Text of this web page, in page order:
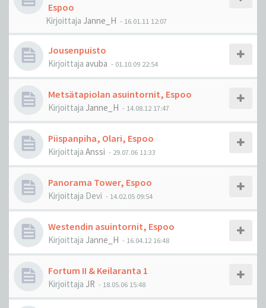
Espoo
Kirjoittaja Janne_H - 16.01.11 12:07
Jousenpuisto
Kirjoittaja avuba - 01.10.09 22:54
Metsätapiolan asuintornit, Espoo
Kirjoittaja Janne_H - 14.08.12 17:47
Piispanpiha, Olari, Espoo
Kirjoittaja Anssi - 29.07.06 11:33
Panorama Tower, Espoo
Kirjoittaja Devi - 14.02.05 09:54
Westendin asuintornit, Espoo
Kirjoittaja Janne_H - 16.04.12 16:48
Fortum II & Keilaranta 1
Kirjoittaja JR - 18.05.06 15:48